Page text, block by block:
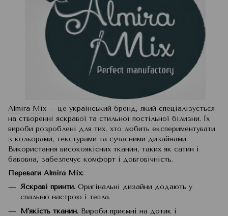
Almira Mix – це український бренд, який спеціалізується
на створенні яскравої та стильної постільної білизни. Їх
вироби розроблені для тих, хто любить експериментувати
з кольорами, текстурами та сучасними дизайнами.
Використання високоякісних тканин, таких як сатин і
бавовна, забезпечує комфорт і довговічність.
Переваги Almira Mix:
Яскраві принти. Оригінальні дизайни додають у
спальню настрою і тепла.
М'якість тканин. Вироби приємні на дотик і